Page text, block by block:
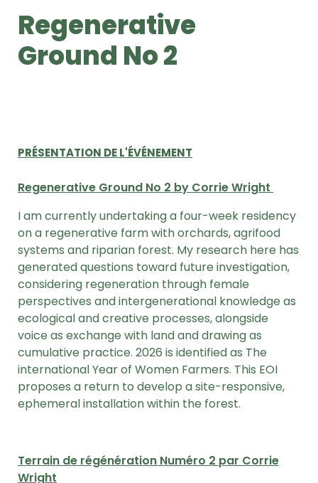
Regenerative
Ground No 2
PRÉSENTATION DE L'ÉVÉNEMENT
Regenerative Ground No 2 by Corrie Wright
I am currently undertaking a four-week residency
on a regenerative farm with orchards, agrifood
systems and riparian forest. My research here has
generated questions toward future investigation,
considering regeneration through female
perspectives and intergenerational knowledge as
ecological and creative processes, alongside
voice as exchange with land and drawing as
cumulative practice. 2026 is identified as The
international Year of Women Farmers. This EOI
proposes a return to develop a site-responsive,
ephemeral installation within the forest.
Terrain de régénération Numéro 2 par Corrie
Wright